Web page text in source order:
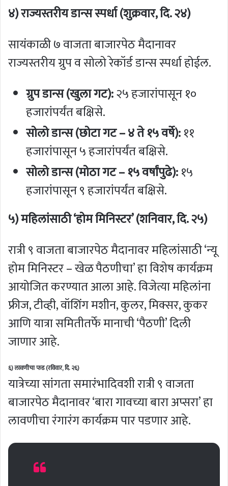
४) राज्यस्तरीय डान्स स्पर्धा (शुक्रवार, दि. २४)
सायंकाळी ७ वाजता बाजारपेठ मैदानावर
राज्यस्तरीय ग्रुप व सोलो रेकॉर्ड डान्स स्पर्धा होईल.
ग्रुप डान्स (खुला गट):२५ हजारांपासून १०
हजारांपर्यंत बक्षिसे.
सोलो डान्स (छोटा गट – ४ ते १५ वर्षे):११
हजारांपासून ५ हजारांपर्यंत बक्षिसे.
सोलो डान्स (मोठा गट – १५ वर्षांपुढे):१५
हजारांपासून ९ हजारांपर्यंत बक्षिसे.
५) महिलांसाठी ‘होम मिनिस्टर’ (शनिवार, दि. २५)
रात्री ९ वाजता बाजारपेठ मैदानावर महिलांसाठी ‘न्यू
होम मिनिस्टर – खेळ पैठणीचा’ हा विशेष कार्यक्रम
आयोजित करण्यात आला आहे. विजेत्या महिलांना
फ्रीज, टीव्ही, वॉशिंग मशीन, कुलर, मिक्सर, कुकर
आणि यात्रा समितीतर्फे मानाची ‘पैठणी’ दिली
जाणार आहे.
६) लावणीचा फड (रविवार, दि. २६)
यात्रेच्या सांगता समारंभादिवशी रात्री ९ वाजता
बाजारपेठ मैदानावर ‘बारा गावच्या बारा अप्सरा’ हा
लावणीचा रंगारंग कार्यक्रम पार पडणार आहे.